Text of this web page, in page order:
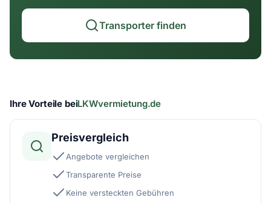
Transporter finden
Ihre Vorteile beiLKWvermietung.de
Preisvergleich
Angebote vergleichen
Transparente Preise
Keine versteckten Gebühren